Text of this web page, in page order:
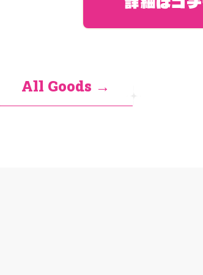
All Goods